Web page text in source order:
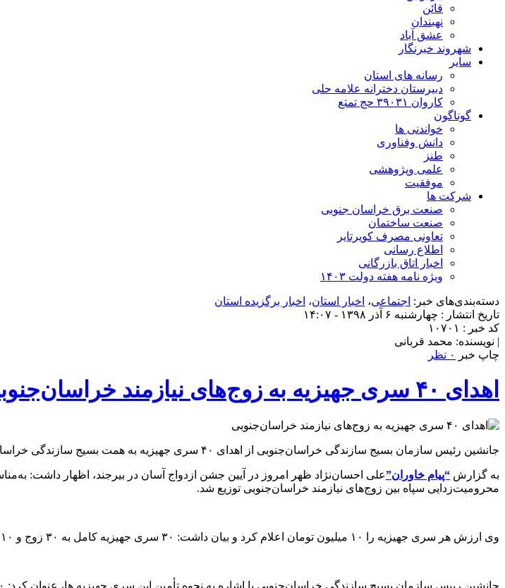
قائن
نهبندان
عشق آباد
شهروند خبرنگار
سایر
رسانه های استان
دبیرستان دخترانه علامه حلی
کاروان ۳۹۰۳۱ حج تمتع
گوناگون
خواندنی ها
دانش وفناوری
طنز
علمی وپژوهشی
موفقیت
شرکت ها
صنعت برق خراسان جنوبی
صنعت ساختمان
تعاونی مصرف کویرتایر
اطلاع رسانی
اخبار اتاق بازرگانی
ویژه نامه هفته دولت ۱۴۰۳
دسته‌بندی‌های خبر: اجتماعی، اخبار استان، اخبار برگزیده استان
تاریخ انتشار : چهارشنبه ۶ آذر ۱۳۹۸ - ۱۴:۰۷
کد خبر : ۱۰۷۰۱
| نویسنده: محمد قربانی
چاپ خبر
۰ نظر
اهدای ۴۰ سری جهیزیه به زوج‌های نیازمند خراسان‌جنوبی
جانشین رئیس سازمان بسیج سازندگی خراسان‌جنوبی از اهدای ۴۰ سری جهیزیه به همت بسیج سازندگی خراسان‌جنوبی و با مشارکت قرارگاه محرومیت‌زدایی سپاه بین زوج‌های جوان خبر داد.
به گزارش “پیام خاوران”
محرومیت‌زدایی سپاه بین زوج‌های نیازمند خراسان‌جنوبی توزیع شد.
وی ارزش هر سری جهیزیه را ۱۰ میلیون تومان اعلام کرد و بیان داشت: ۳۰ سری جهیزیه کامل به ۳۰ زوج و ۱۰ سری جهیزیه نیز برای تکمیل جهیزیه افرادی که چند قلم کالا کم داشته‌اند بین ۱۶ زوج توزیع شد.